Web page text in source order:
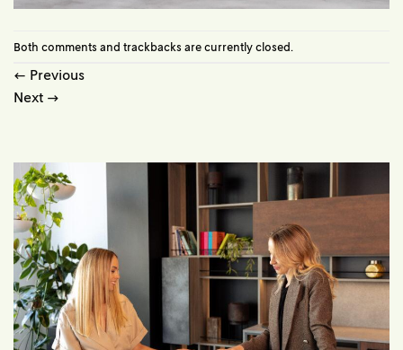
Both comments and trackbacks are currently closed.
← Previous
Next →